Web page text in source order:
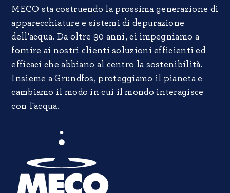
MECO sta costruendo la prossima generazione di
apparecchiature e sistemi di depurazione
dell'acqua. Da oltre 90 anni, ci impegniamo a
fornire ai nostri clienti soluzioni efficienti ed
efficaci che abbiano al centro la sostenibilità.
Insieme a Grundfos, proteggiamo il pianeta e
cambiamo il modo in cui il mondo interagisce
con l'acqua.